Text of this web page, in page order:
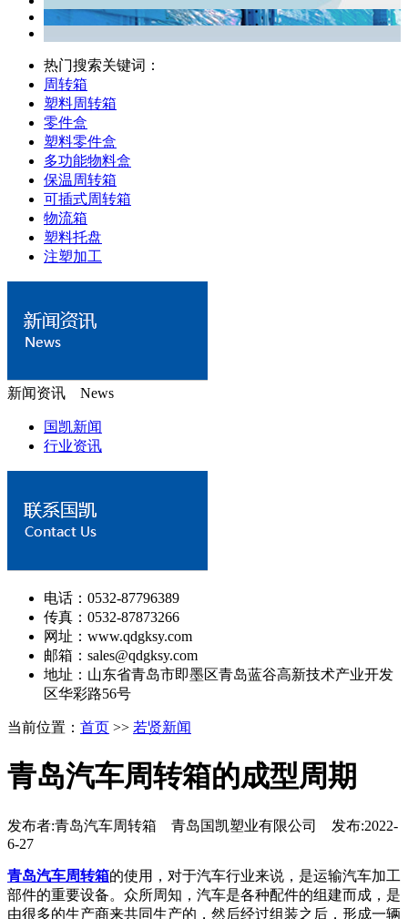
热门搜索关键词：
周转箱
塑料周转箱
零件盒
塑料零件盒
多功能物料盒
保温周转箱
可插式周转箱
物流箱
塑料托盘
注塑加工
新闻资讯 News
国凯新闻
行业资讯
电话：0532-87796389
传真：0532-87873266
网址：www.qdgksy.com
邮箱：sales@qdgksy.com
地址：山东省青岛市即墨区青岛蓝谷高新技术产业开发
区华彩路56号
当前位置： 首页 >> 若贤新闻
青岛汽车周转箱的成型周期
发布者:青岛汽车周转箱 青岛国凯塑业有限公司 发布:2022-
6-27
青岛汽车周转箱的使用，对于汽车行业来说，是运输汽车加工
部件的重要设备。众所周知，汽车是各种配件的组建而成，是
由很多的生产商来共同生产的，然后经过组装之后，形成一辆